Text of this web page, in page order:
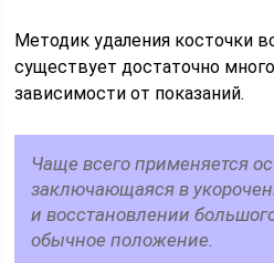
Методик удаления косточки
существует достаточно
зависимости от показаний.
Чаще всего применяется
заключающаяся в
и восстановлении
обычное положение.